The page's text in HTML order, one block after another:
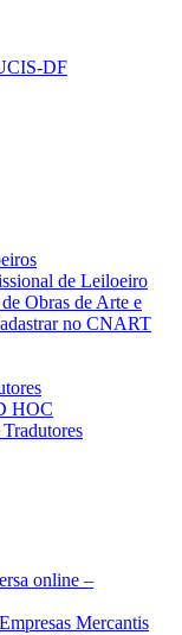
DF
de Leiloeiro
Obras de Arte e
no CNART
HOC
online –
Mercantis